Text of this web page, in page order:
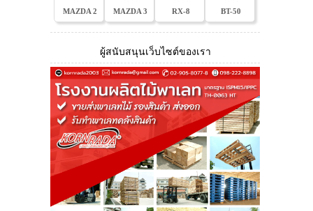
MAZDA 2 MAZDA 3 RX-8 BT-50
ผู้สนับสนุนเว็บไซต์ของเรา